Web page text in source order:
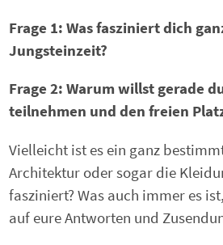
Frage 1: Was fasziniert dich
Jungsteinzeit?
Frage 2: Warum willst gerade
teilnehmen und den freien
Vielleicht ist es ein ganz
Architektur oder sogar die
fasziniert? Was auch immer es
auf eure Antworten und